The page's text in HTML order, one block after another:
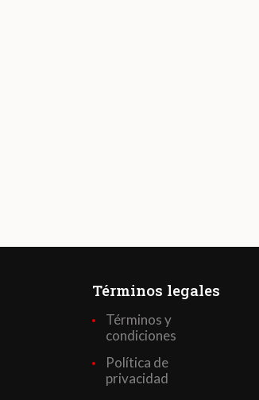
Términos legales
Términos y
condiciones
Política de
privacidad